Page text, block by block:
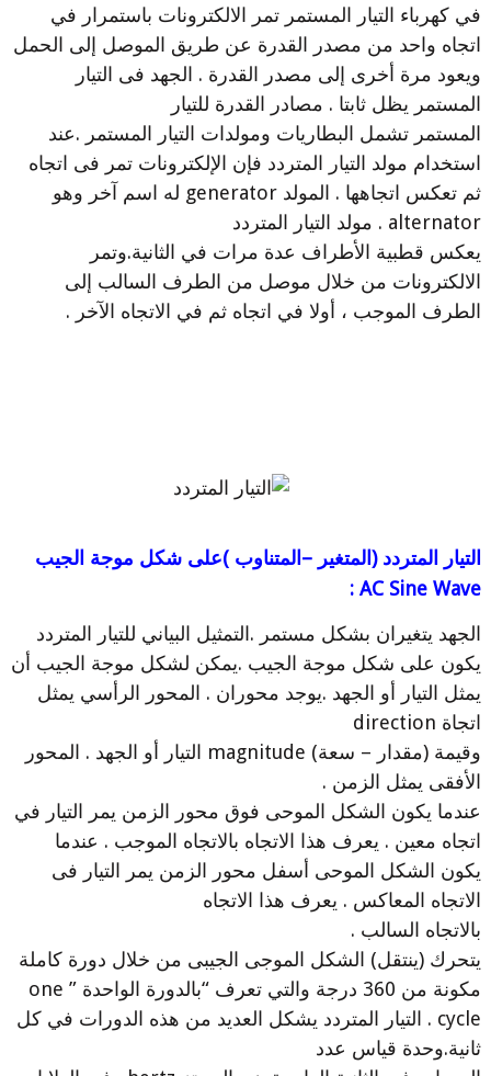
في كهرباء التيار المستمر تمر الالكترونات باستمرار في
اتجاه واحد من مصدر القدرة عن طريق الموصل إلى الحمل
ويعود مرة أخرى إلى مصدر القدرة . الجهد فى التيار
المستمر يظل ثابتا . مصادر القدرة للتيار
المستمر تشمل البطاريات ومولدات التيار المستمر .عند
استخدام مولد التيار المتردد فإن الإلكترونات تمر فى اتجاه
ثم تعكس اتجاهها . المولد generator له اسم آخر وهو
alternator . مولد التيار المتردد
يعكس قطبية الأطراف عدة مرات في الثانية.وتمر
الالكترونات من خلال موصل من الطرف السالب إلى
الطرف الموجب ، أولا في اتجاه ثم في الاتجاه الآخر .
التيار المتردد (المتغير –المتناوب )على شكل موجة الجيب
AC Sine Wave :
الجهد يتغيران بشكل مستمر .التمثيل البياني للتيار المتردد
يكون على شكل موجة الجيب .يمكن لشكل موجة الجيب أن
يمثل التيار أو الجهد .يوجد محوران . المحور الرأسي يمثل
اتجاة direction
وقيمة (مقدار – سعة) magnitude التيار أو الجهد . المحور
الأفقى يمثل الزمن .
عندما يكون الشكل الموحى فوق محور الزمن يمر التيار في
اتجاه معين . يعرف هذا الاتجاه بالاتجاه الموجب . عندما
يكون الشكل الموحى أسفل محور الزمن يمر التيار فى
الاتجاه المعاكس . يعرف هذا الاتجاه
بالاتجاه السالب .
يتحرك (ينتقل) الشكل الموجى الجيبى من خلال دورة كاملة
مكونة من 360 درجة والتي تعرف “بالدورة الواحدة ” one
cycle . التيار المتردد يشكل العديد من هذه الدورات في كل
ثانية.وحدة قياس عدد